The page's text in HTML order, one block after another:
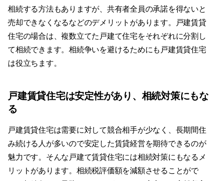
相続する方法もありますが、共有者全員の承諾を得ないと
売却できなくなるなどのデメリットがあります。戸建賃貸
住宅の場合は、複数立てた戸建て住宅をそれぞれに分割し
て相続できます。相続争いを避けるためにも戸建賃貸住宅
は役立ちます。
戸建賃貸住宅は安定性があり、相続対策にもな
る
戸建賃貸住宅は需要に対して競合相手が少なく、長期間住
み続ける人が多いので安定した賃貸経営を期待できるのが
魅力です。そんな戸建て賃貸住宅には相続対策にもなるメ
リットがあります。相続税評価額を減額させることがで